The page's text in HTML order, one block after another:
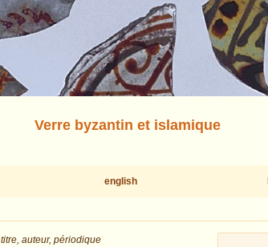
Verre byzantin et islamique
english
titre, auteur, périodique